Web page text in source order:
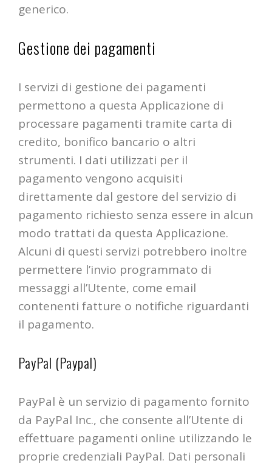
generico.
Gestione dei pagamenti
I servizi di gestione dei pagamenti
permettono a questa Applicazione di
processare pagamenti tramite carta di
credito, bonifico bancario o altri
strumenti. I dati utilizzati per il
pagamento vengono acquisiti
direttamente dal gestore del servizio di
pagamento richiesto senza essere in alcun
modo trattati da questa Applicazione.
Alcuni di questi servizi potrebbero inoltre
permettere l’invio programmato di
messaggi all’Utente, come email
contenenti fatture o notifiche riguardanti
il pagamento.
PayPal (Paypal)
PayPal è un servizio di pagamento fornito
da PayPal Inc., che consente all’Utente di
effettuare pagamenti online utilizzando le
proprie credenziali PayPal. Dati personali